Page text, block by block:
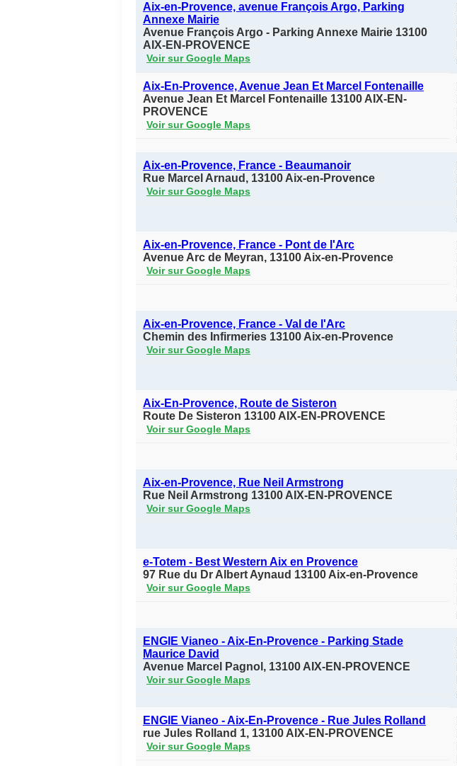
Aix-en-Provence, avenue François Argo, Parking
Annexe Mairie
Avenue François Argo - Parking Annexe Mairie 13100
AIX-EN-PROVENCE
Voir sur Google Maps
Aix-En-Provence, Avenue Jean Et Marcel Fontenaille
Avenue Jean Et Marcel Fontenaille 13100 AIX-EN-
PROVENCE
Voir sur Google Maps
Aix-en-Provence, France - Beaumanoir
Rue Marcel Arnaud, 13100 Aix-en-Provence
Voir sur Google Maps
Aix-en-Provence, France - Pont de l'Arc
Avenue Arc de Meyran, 13100 Aix-en-Provence
Voir sur Google Maps
Aix-en-Provence, France - Val de l'Arc
Chemin des Infirmeries 13100 Aix-en-Provence
Voir sur Google Maps
Aix-En-Provence, Route de Sisteron
Route De Sisteron 13100 AIX-EN-PROVENCE
Voir sur Google Maps
Aix-en-Provence, Rue Neil Armstrong
Rue Neil Armstrong 13100 AIX-EN-PROVENCE
Voir sur Google Maps
e-Totem - Best Western Aix en Provence
97 Rue du Dr Albert Aynaud 13100 Aix-en-Provence
Voir sur Google Maps
ENGIE Vianeo - Aix-En-Provence - Parking Stade
Maurice David
Avenue Marcel Pagnol, 13100 AIX-EN-PROVENCE
Voir sur Google Maps
ENGIE Vianeo - Aix-En-Provence - Rue Jules Rolland
rue Jules Rolland 1, 13100 AIX-EN-PROVENCE
Voir sur Google Maps